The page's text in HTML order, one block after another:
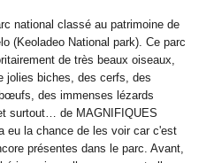
national classé au patrimoine de
(Keoladeo National park). Ce parc
de très beaux oiseaux,
jolies biches, des cerfs, des
des immenses lézards
surtout… de MAGNIFIQUES
eu la chance de les voir car c'est
présentes dans le parc. Avant,